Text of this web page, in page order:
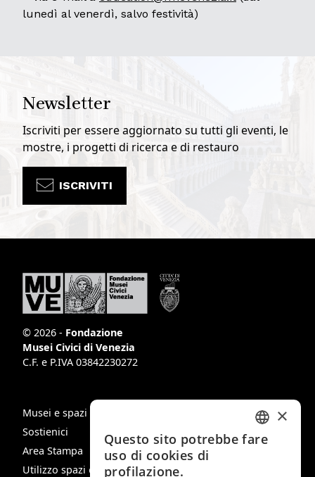
lunedì al venerdì, salvo festività)
Newsletter
Iscriviti per essere aggiornato su tutti gli eventi, le
mostre, i progetti di ricerca e di restauro
ISCRIVITI
© 2026 - Fondazione
Musei Civici di Venezia
C.F. e P.IVA 03842230272
Musei e spazi
Sostienici
Area Stampa
Utilizzo spazi e immagini
ITALIAN
×
Questo sito potrebbe fare
uso di cookies di
profilazione.